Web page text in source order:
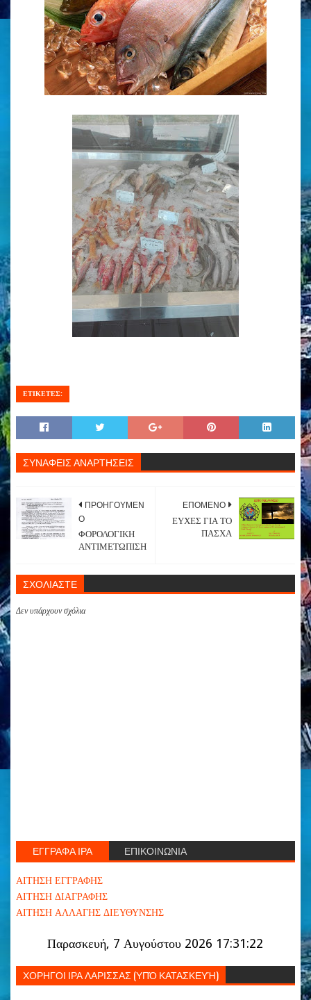
ΕΤΙΚΕΤΕΣ:
ΣΥΝΑΦΕΙΣ ΑΝΑΡΤΗΣΕΙΣ
ΕΠΟΜΕΝΟ
ΕΥΧΕΣ ΓΙΑ ΤΟ
ΠΑΣΧΑ
ΠΡΟΗΓΟΥΜΕΝ
Ο
ΦΟΡΟΛΟΓΙΚΗ
ΑΝΤΙΜΕΤΩΠΙΣΗ
ΣΧΟΛΙΑΣΤΕ
Δεν υπάρχουν σχόλια
ΕΓΓΡΑΦΑ ΙΡΑ ΕΠΙΚΟΙΝΩΝΙΑ
ΑΙΤΗΣΗ ΕΓΓΡΑΦΗΣ
ΑΙΤΗΣΗ ΔΙΑΓΡΑΦΗΣ
ΑΙΤΗΣΗ ΑΛΛΑΓΗΣ ΔΙΕΥΘΥΝΣΗΣ
Παρασκευή, 7 Αυγούστου 2026 17:31:23
ΧΟΡΗΓΟΙ ΙΡΑ ΛΑΡΙΣΣΑΣ (ΥΠΌ ΚΑΤΑΣΚΕΥΉ)